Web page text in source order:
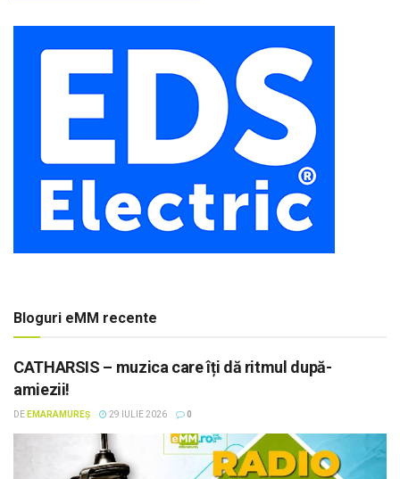
Bloguri eMM recente
CATHARSIS – muzica care îți dă ritmul după-
amiezii!
DE EMARAMUREȘ 29 IULIE 2026 0